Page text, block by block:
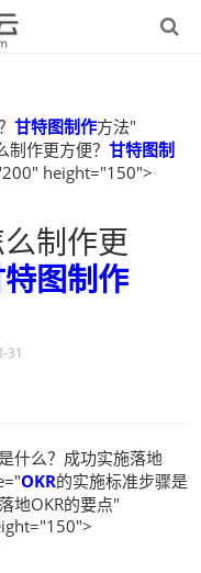
甘特图制作方法"
制作更方便？ 甘特图制
height="150">
制作更
图制作
31
什么？成功实施落地
OKR的实施标准步骤是
地OKR的要点"